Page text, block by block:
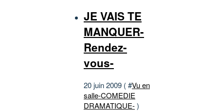
JE VAIS TE
MANQUER-
Rendez-
vous-
20 juin 2009 ( #Vu en
salle-COMEDIE
DRAMATIQUE-)